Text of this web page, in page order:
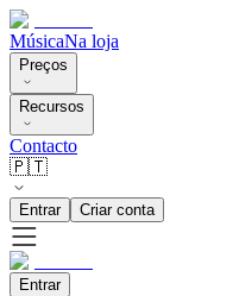
MúsicaNa loja
Preços
Recursos
Contacto
🇵🇹
Entrar Criar conta
Entrar